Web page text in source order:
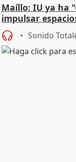
Maíllo: IU ya ha
impulsar
Sonido